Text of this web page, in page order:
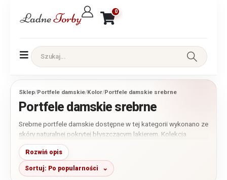
0
Sklep/Portfele damskie/Kolor/Portfele damskie srebrne
Portfele damskie srebrne
Srebrne portfele damskie dostępne w tej kategorii wykonano ze
skóry naturalnej pokrytej błyszczącym lakierem. Kolekcja
obejmuje modele z tłoczeniem croco, motylami, kwiatami oraz
innymi dekoracyjnymi wzorami. Przed wyborem porównaj
dokładne wymiary, układ przegródek, kieszeń na monety i
rodzaj zapięcia konkretnego portfela.
Rozwiń opis
Sortuj: Po popularności